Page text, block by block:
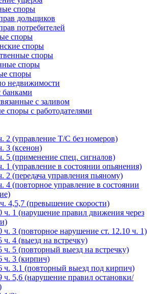
споры
дольщиков
потребителей
споры
споры
споры
споры
споры
недвижимости
с заливом
споры с работодателями
2 (управление Т/С без номеров)
3 (ксенон)
5 (применение спец. сигналов)
1 (управление в состоянии опьянения)
2 (передача управления пьяному)
4 (повторное управление в состоянии
4,5,7 (превышение скорости)
ч. 1 (нарушение правил движения через
ч. 3 (повторное нарушение ст. 12.10 ч. 1)
ч. 4 (выезд на встречку)
ч. 5 (повторный выезд на встречку)
ч. 3 (кирпич)
ч. 3.1 (повторный выезд под кирпич)
ч. 5,6 (нарушение правил остановки/